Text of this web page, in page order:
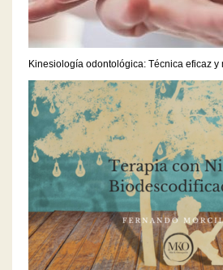
Kinesiología odontológica: Técnica eficaz y